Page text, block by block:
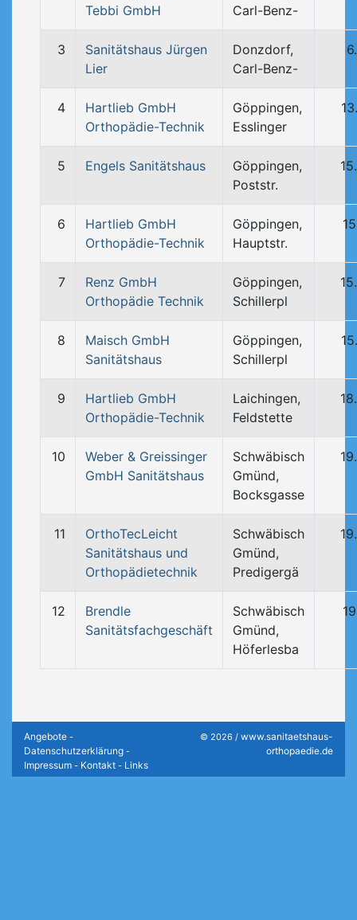
Tebbi GmbH
Carl-Benz-
3
Sanitätshaus Jürgen
Lier
Donzdorf,
Carl-Benz-
4
Hartlieb GmbH
Orthopädie-Technik
Göppingen,
Esslinger
5 Engels Sanitätshaus
Göppingen,
Poststr.
6
Hartlieb GmbH
Orthopädie-Technik
Göppingen,
Hauptstr.
7
Renz GmbH
Orthopädie Technik
Göppingen,
Schillerpl
8
Maisch GmbH
Sanitätshaus
Göppingen,
Schillerpl
9
Hartlieb GmbH
Orthopädie-Technik
Laichingen,
Feldstette
10
Weber & Greissinger
GmbH Sanitätshaus
Schwäbisch
Gmünd,
Bocksgasse
11
OrthoTecLeicht
Sanitätshaus und
Orthopädietechnik
Schwäbisch
Gmünd,
Predigergä
12
Brendle
Sanitätsfachgeschäft
Schwäbisch
Gmünd,
Höferlesba
Angebote -
Datenschutzerklärung -
Impressum - Kontakt - Links
© 2026 / www.sanitaetshaus-
orthopaedie.de